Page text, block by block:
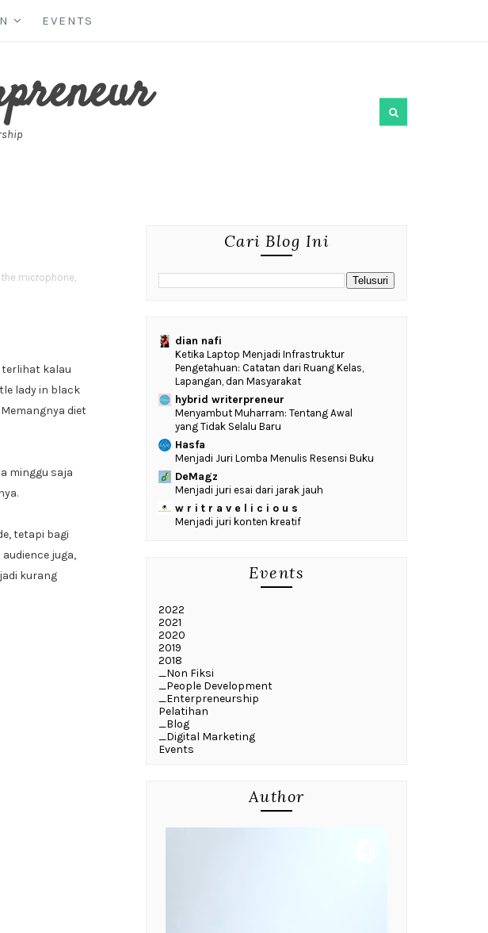
EVENTS
microphone,
terlihat kalau
lady in black
diet
minggu saja
tetapi bagi
juga,
kurang
Cari Blog Ini
dian nafi
Ketika Laptop Menjadi Infrastruktur
Pengetahuan: Catatan dari Ruang Kelas,
Lapangan, dan Masyarakat
hybrid writerpreneur
Menyambut Muharram: Tentang Awal
yang Tidak Selalu Baru
Hasfa
Menjadi Juri Lomba Menulis Resensi Buku
DeMagz
Menjadi juri esai dari jarak jauh
w r i t r a v e l i c i o u s
Menjadi juri konten kreatif
Events
2022
2021
2020
2019
2018
_Non Fiksi
_People Development
_Enterpreneurship
Pelatihan
_Blog
_Digital Marketing
Events
Author